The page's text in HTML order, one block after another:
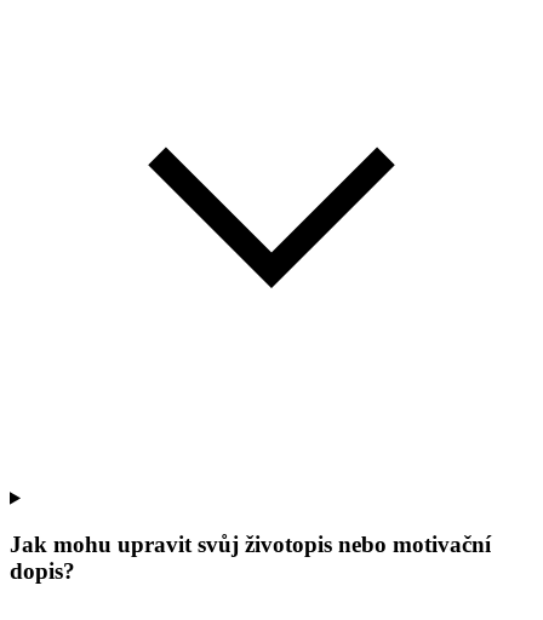
Jak mohu upravit svůj životopis nebo motivační
dopis?